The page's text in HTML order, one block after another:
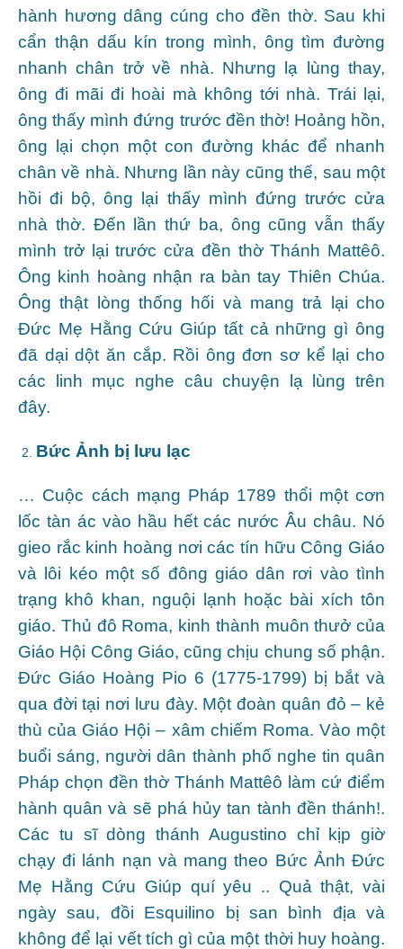
hành hương dâng cúng cho đền thờ. Sau khi
cẩn thận dấu kín trong mình, ông tìm đường
nhanh chân trở về nhà. Nhưng lạ lùng thay,
ông đi mãi đi hoài mà không tới nhà. Trái lại,
ông thấy mình đứng trước đền thờ! Hoảng hồn,
ông lại chọn một con đường khác để nhanh
chân về nhà. Nhưng lần này cũng thế, sau một
hồi đi bộ, ông lại thấy mình đứng trước cửa
nhà thờ. Đến lần thứ ba, ông cũng vẫn thấy
mình trở lại trước cửa đền thờ Thánh Mattêô.
Ông kinh hoàng nhận ra bàn tay Thiên Chúa.
Ông thật lòng thống hối và mang trả lại cho
Đức Mẹ Hằng Cứu Giúp tất cả những gì ông
đã dại dột ăn cắp. Rồi ông đơn sơ kể lại cho
các linh mục nghe câu chuyện lạ lùng trên
đây.
Bức Ảnh bị lưu lạc
… Cuộc cách mạng Pháp 1789 thổi một cơn
lốc tàn ác vào hầu hết các nước Âu châu. Nó
gieo rắc kinh hoàng nơi các tín hữu Công Giáo
và lôi kéo một số đông giáo dân rơi vào tình
trạng khô khan, nguội lạnh hoặc bài xích tôn
giáo. Thủ đô Roma, kinh thành muôn thưở của
Giáo Hội Công Giáo, cũng chịu chung số phận.
Đức Giáo Hoàng Pio 6 (1775-1799) bị bắt và
qua đời tại nơi lưu đày. Một đoàn quân đỏ – kẻ
thù của Giáo Hội – xâm chiếm Roma. Vào một
buổi sáng, người dân thành phố nghe tin quân
Pháp chọn đền thờ Thánh Mattêô làm cứ điểm
hành quân và sẽ phá hủy tan tành đền thánh!.
Các tu sĩ dòng thánh Augustino chỉ kịp giờ
chạy đi lánh nạn và mang theo Bức Ảnh Đức
Mẹ Hằng Cứu Giúp quí yêu .. Quả thật, vài
ngày sau, đồi Esquilino bị san bình địa và
không để lại vết tích gì của một thời huy hoàng.